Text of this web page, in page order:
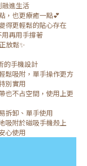
進生活
，也更療癒一點💕
得更輕鬆的貼心存在
再用手撐著
放鬆✨
的手機設計
鬆吸附，單手操作更方
別實用
也不占空間，使用上更
拆卸、單手使用
吸附於磁吸手機殼上
心使用